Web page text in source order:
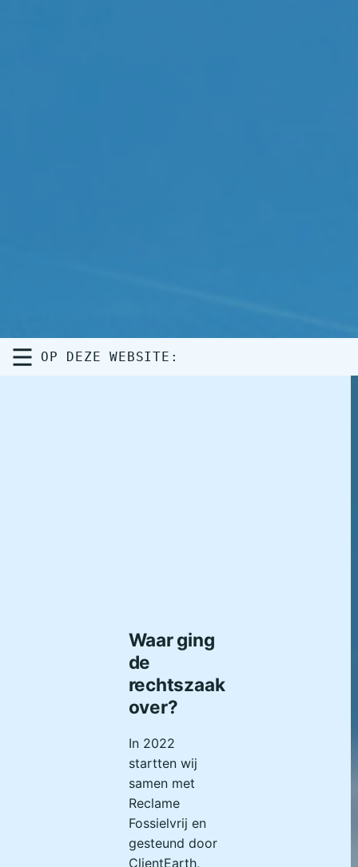
OP DEZE WEBSITE:
Waar ging
de
rechtszaak
over?
In 2022
startten wij
samen met
Reclame
Fossielvrij en
gesteund door
ClientEarth,